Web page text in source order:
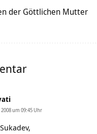
der Göttlichen Mutter
um 09:45 Uhr